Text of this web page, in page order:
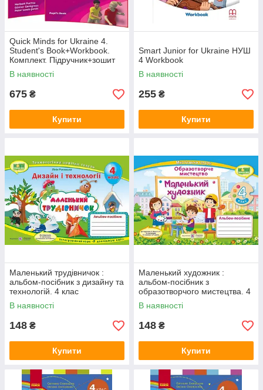
Quick Minds for Ukraine 4.
Student's Book+Workbook.
Комплект. Підручник+зошит
В наявності
675 ₴
Купити
Smart Junior for Ukraine НУШ
4 Workbook
В наявності
255 ₴
Купити
Маленький трудівничок :
альбом-посібник з дизайну та
технологій. 4 клас
В наявності
148 ₴
Купити
Маленький художник :
альбом-посібник з
образотворчого мистецтва. 4
клас
В наявності
148 ₴
Купити